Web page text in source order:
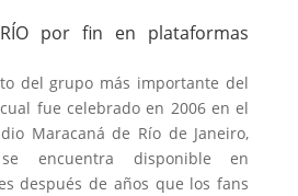
por fin en plataformas
del grupo más importante del
fue celebrado en 2006 en el
Maracaná de Río de Janeiro,
encuentra disponible en
después de años que los fans